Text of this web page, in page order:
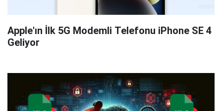
Apple'ın İlk 5G Modemli Telefonu iPhone SE 4
Geliyor